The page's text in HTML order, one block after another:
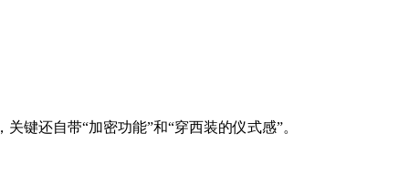
关键还自带“加密功能”和“穿西装的仪式感”。